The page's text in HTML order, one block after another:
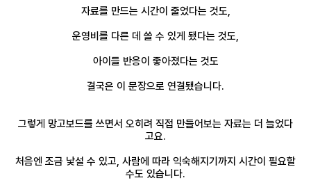
자료를 만드는 시간이 줄었다는 것도,
운영비를 다른 데 쓸 수 있게 됐다는 것도,
아이들 반응이 좋아졌다는 것도
결국은 이 문장으로 연결됐습니다.
그렇게 망고보드를 쓰면서 오히려 직접 만들어보는 자료는 더 늘었다
고요.
처음엔 조금 낯설 수 있고, 사람에 따라 익숙해지기까지 시간이 필요할
수도 있습니다.